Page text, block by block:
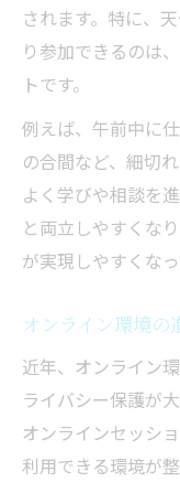
されます。特に、
り参加できるのは
トです。
例えば、午前中に
の合間など、細切
よく学びや相談を
と両立しやすくな
が実現しやすくなっ
オンライン環境の
近年、オンライン
ライバシー保護が
オンラインセッシ
利用できる環境が整